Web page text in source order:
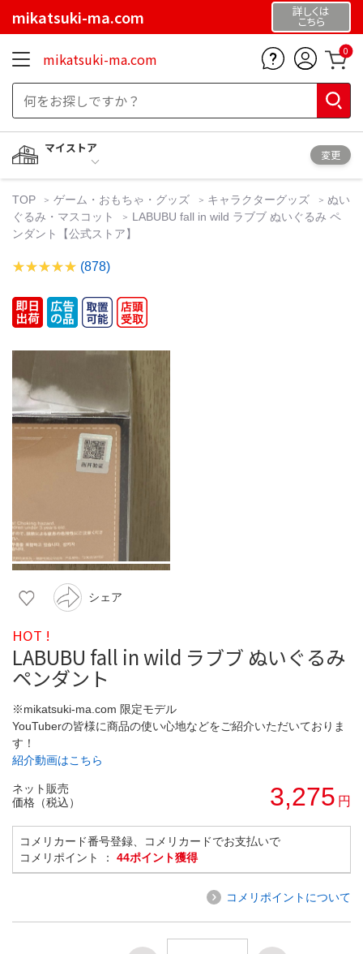
mikatsuki-ma.com 詳しくは
こちら
mikatsuki-ma.com 0
マイストア
変更
TOP ゲーム・おもちゃ・グッズ キャラクターグッズ
ぬい
ぐるみ・マスコット
LABUBU fall in wild ラブブ ぬいぐるみ ペ
ンダント【公式ストア】
(878)
シェア
HOT !
LABUBU fall in wild ラブブ ぬいぐるみ
ペンダント
※mikatsuki-ma.com 限定モデル
YouTuberの皆様に商品の使い心地などをご紹介いただいておりま
す！
紹介動画はこちら
ネット販売
価格（税込）
3,275 円
コメリカード番号登録、コメリカードでお支払いで
コメリポイント ： 44ポイント獲得
コメリポイントについて